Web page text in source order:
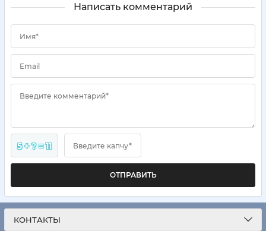
Написать комментарий
Имя*
Email
Введите комментарий*
5 + ? = 11 Введите капчу*
ОТПРАВИТЬ
КОНТАКТЫ